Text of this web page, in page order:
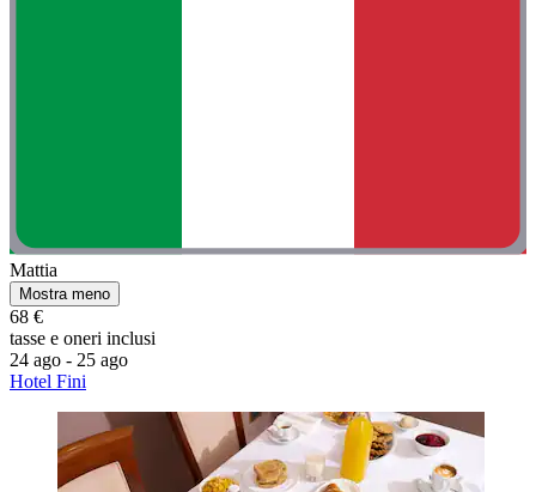
Mattia
Mostra meno
68 €
tasse e oneri inclusi
24 ago - 25 ago
Hotel Fini